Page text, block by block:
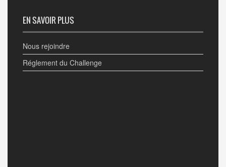
EN SAVOIR PLUS
Nous rejoindre
Réglement du Challenge